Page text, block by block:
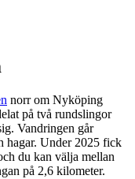
norr om Nyköping
på två rundslingor
Vandringen går
hagar. Under 2025 fick
du kan välja mellan
på 2,6 kilometer.